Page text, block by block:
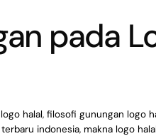
pada
halal, filosofi gunungan logo
indonesia, makna logo